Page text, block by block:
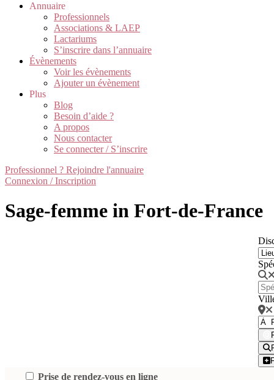
Annuaire
Professionnels
Associations & LAEP
Lactariums
S’inscrire dans l’annuaire
Évènements
Voir les évènements
Ajouter un évènement
Plus
Blog
Besoin d’aide ?
A propos
Nous contacter
Se connecter / S’inscrire
Professionnel ? Rejoindre l'annuaire
Connexion / Inscription
Sage-femme in Fort-de-France
Prise de rendez-vous en ligne